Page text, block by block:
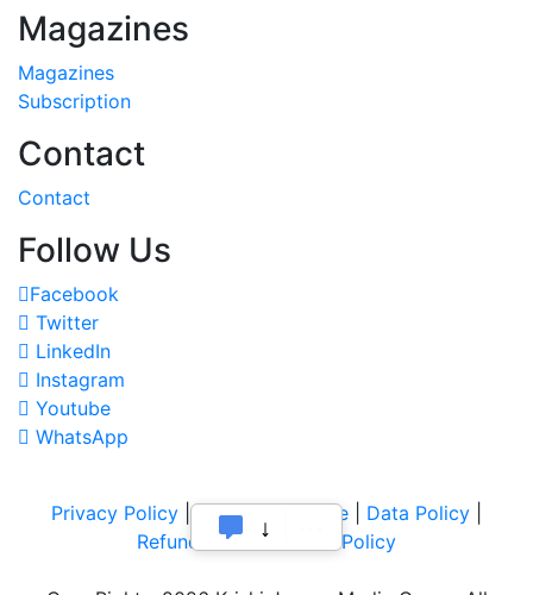
Magazines
Magazines
Subscription
Contact
Contact
Follow Us
Facebook
Twitter
LinkedIn
Instagram
Youtube
WhatsApp
Privacy Policy |Terms of Service Data Policy
Refund & Cancellation Policy